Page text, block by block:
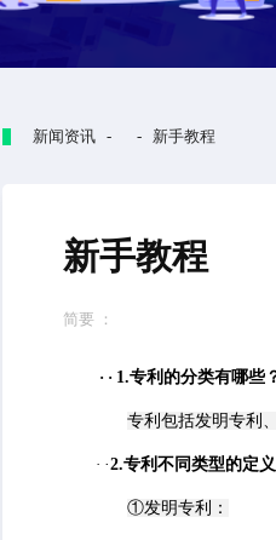
新闻资讯 - - 新手教程
新手教程
简要 ：
· · 1.专利的分类有哪些
专利包括发明专利
· ·2.专利不同类型的定
①发明专利：